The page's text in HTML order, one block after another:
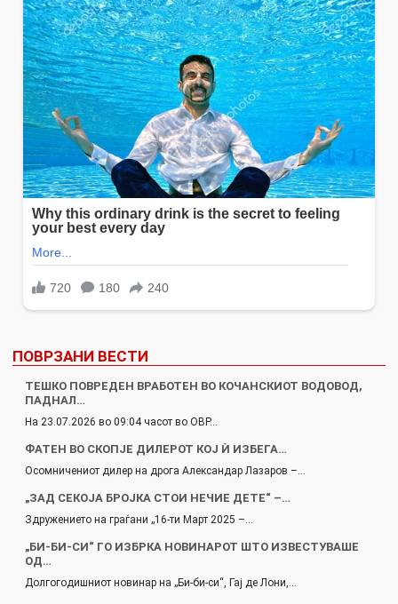
ПОВРЗАНИ ВЕСТИ
ТЕШКО ПОВРЕДЕН ВРАБОТЕН ВО КОЧАНСКИОТ ВОДОВОД,
ПАДНАЛ…
На 23.07.2026 во 09:04 часот во ОВР…
ФАТЕН ВО СКОПЈЕ ДИЛЕРОТ КОЈ Ѝ ИЗБЕГА…
Осомничениот дилер на дрога Александар Лазаров –…
„ЗАД СЕКОЈА БРОЈКА СТОИ НЕЧИЕ ДЕТЕ“ –…
Здружението на граѓани „16-ти Март 2025 –…
„БИ-БИ-СИ“ ГО ИЗБРКА НОВИНАРОТ ШТО ИЗВЕСТУВАШЕ
ОД…
Долгогодишниот новинар на „Би-би-си“, Гај де Лони,…